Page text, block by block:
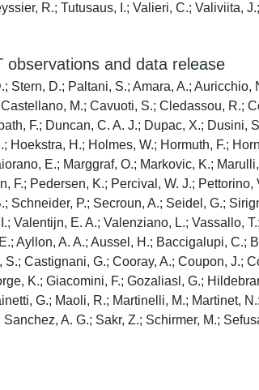
R.; Tutusaus, I.; Valieri, C.; Valiviita,
observations and data release
D.; Paltani, S.; Amara, A.; Auricchio,
M.; Cavuoti, S.; Cledassou, R.;
F.; Duncan, C. A. J.; Dupac, X.; Dusini,
H.; Holmes, W.; Hormuth, F.;
E.; Marggraf, O.; Markovic, K.;
F.; Pedersen, K.; Percival, W. J.; Pettorino,
Schneider, P.; Secroun, A.; Seidel, G.;
Valentijn, E. A.; Valenziano, L.; Vassallo,
Ayllon, A. A.; Aussel, H.; Baccigalupi, C.;
Castignani, G.; Cooray, A.; Coupon, J.;
K.; Giacomini, F.; Gozaliasl, G.;
G.; Maoli, R.; Martinelli, M.; Martinet,
A. G.; Sakr, Z.; Schirmer, M.;